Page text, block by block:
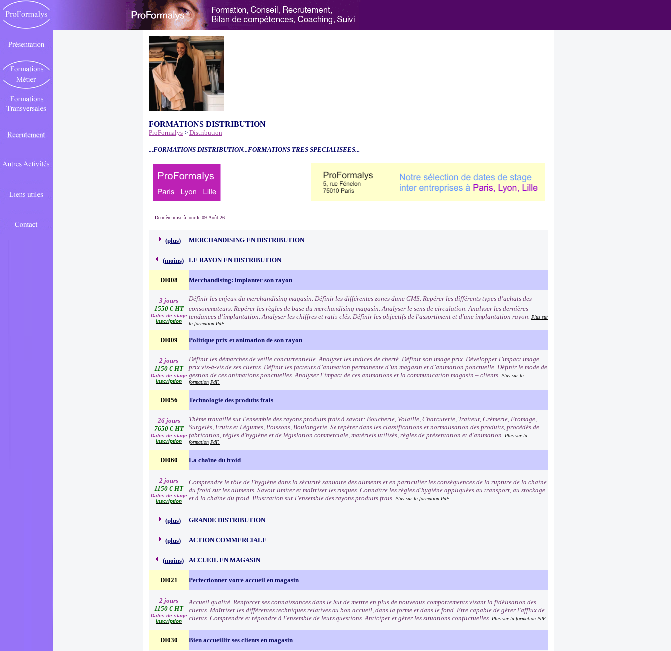
FORMATIONS DISTRIBUTION
ProFormalys > Distribution
...FORMATIONS DISTRIBUTION...FORMATIONS TRES SPECIALISEES...
Dernière mise à jour le 09-Août-26
(plus) MERCHANDISING EN DISTRIBUTION
(moins) LE RAYON EN DISTRIBUTION
DI008 Merchandising: implanter son rayon
3 jours
1550 € HT
Dates de stage
Inscription
Définir les enjeux du merchandising magasin. Définir les différentes zones dune GMS. Repérer les différents types d’achats des
consommateurs. Repérer les règles de base du merchandising magasin. Analyser le sens de circulation. Analyser les dernières
tendances d’implantation. Analyser les chiffres et ratio clés. Définir les objectifs de l'assortiment et d'une implantation rayon. Plus sur
la formation PdF.
DI009 Politique prix et animation de son rayon
2 jours
1150 € HT
Dates de stage
Inscription
Définir les démarches de veille concurrentielle. Analyser les indices de cherté. Définir son image prix. Développer l’impact image
prix vis-à-vis de ses clients. Définir les facteurs d’animation permanente d’un magasin et d’animation ponctuelle. Définir le mode de
gestion de ces animations ponctuelles. Analyser l’impact de ces animations et la communication magasin – clients. Plus sur la
formation PdF.
DI056 Technologie des produits frais
26 jours
7650 € HT
Dates de stage
Inscription
Thème travaillé sur l'ensemble des rayons produits frais à savoir: Boucherie, Volaille, Charcuterie, Traiteur, Crèmerie, Fromage,
Surgelés, Fruits et Légumes, Poissons, Boulangerie. Se repérer dans les classifications et normalisation des produits, procédés de
fabrication, règles d'hygiène et de législation commerciale, matériels utilisés, règles de présentation et d'animation. Plus sur la
formation PdF.
DI060 La chaîne du froid
2 jours
1150 € HT
Dates de stage
Inscription
Comprendre le rôle de l'hygiène dans la sécurité sanitaire des aliments et en particulier les conséquences de la rupture de la chaine
du froid sur les aliments. Savoir limiter et maîtriser les risques. Connaître les règles d'hygiène appliquées au transport, au stockage
et à la chaîne du froid. Illustration sur l’ensemble des rayons produits frais. Plus sur la formation PdF.
(plus) GRANDE DISTRIBUTION
(plus) ACTION COMMERCIALE
(moins) ACCUEIL EN MAGASIN
DI021 Perfectionner votre accueil en magasin
2 jours
1150 € HT
Dates de stage
Inscription
Accueil qualité. Renforcer ses connaissances dans le but de mettre en plus de nouveaux comportements visant la fidélisation des
clients. Maîtriser les différentes techniques relatives au bon accueil, dans la forme et dans le fond. Etre capable de gérer l'afflux de
clients. Comprendre et répondre à l'ensemble de leurs questions. Anticiper et gérer les situations conflictuelles. Plus sur la formation PdF.
DI030 Bien accueillir ses clients en magasin